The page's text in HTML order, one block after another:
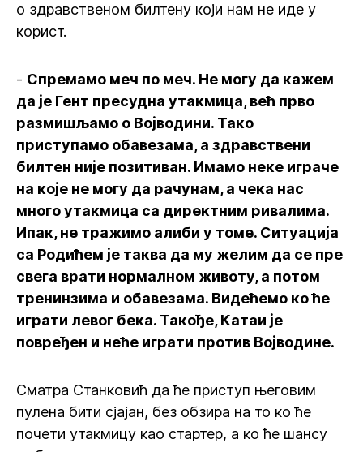
о здравственом билтену који нам не иде у
корист.
- Спремамо меч по меч. Не могу да кажем
да је Гент пресудна утакмица, већ прво
размишљамо о Војводини. Тако
приступамо обавезама, а здравствени
билтен није позитиван. Имамо неке играче
на које не могу да рачунам, а чека нас
много утакмица са директним ривалима.
Ипак, не тражимо алиби у томе. Ситуација
са Родићем је таква да му желим да се пре
свега врати нормалном животу, а потом
тренинзима и обавезама. Видећемо ко ће
играти левог бека. Такође, Катаи је
повређен и неће играти против Војводине.
Сматра Станковић да ће приступ његовим
пулена бити сјајан, без обзира на то ко ће
почети утакмицу као стартер, а ко ће шансу